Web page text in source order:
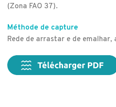
(Zona FAO 37).
Méthode de capture
Rede de arrastar e de emalhar,